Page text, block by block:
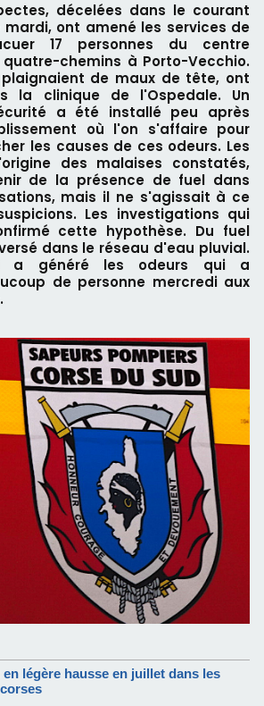
décelées dans le courant
ont amené les services de
17 personnes du centre
chemins à Porto-Vecchio.
de maux de tête, ont
la clinique de l'Ospedale. Un
a été installé peu après
où l'on s'affaire pour
les causes de ces odeurs. Les
des malaises constatés,
de la présence de fuel dans
mais il ne s'agissait à ce
Les investigations qui
cette hypothèse. Du fuel
dans le réseau d'eau pluvial.
a généré les odeurs qui a
de personne mercredi aux
légère hausse en juillet dans les